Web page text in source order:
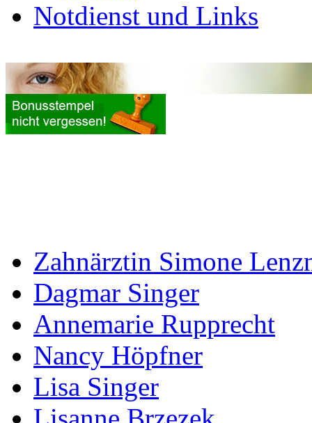
Notdienst und Links
Zahnärztin Simone
Dagmar Singer
Annemarie Rupprecht
Nancy Höpfner
Lisa Singer